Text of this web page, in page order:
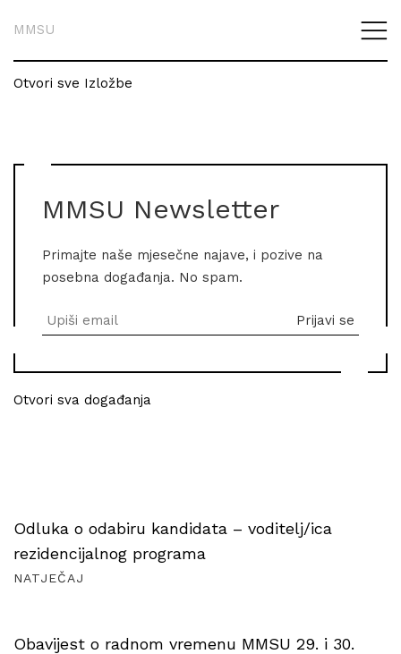
MMSU
Otvori sve Izložbe
MMSU Newsletter
Primajte naše mjesečne najave, i pozive na
posebna događanja. No spam.
Otvori sva događanja
Odluka o odabiru kandidata – voditelj/ica
rezidencijalnog programa
NATJEČAJ
Obavijest o radnom vremenu MMSU 29. i 30.